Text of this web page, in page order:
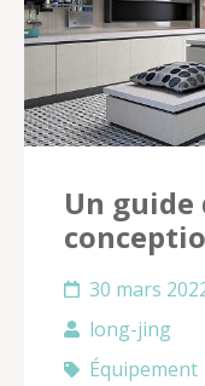
Un guide
30 mars
long-jing
Équipement